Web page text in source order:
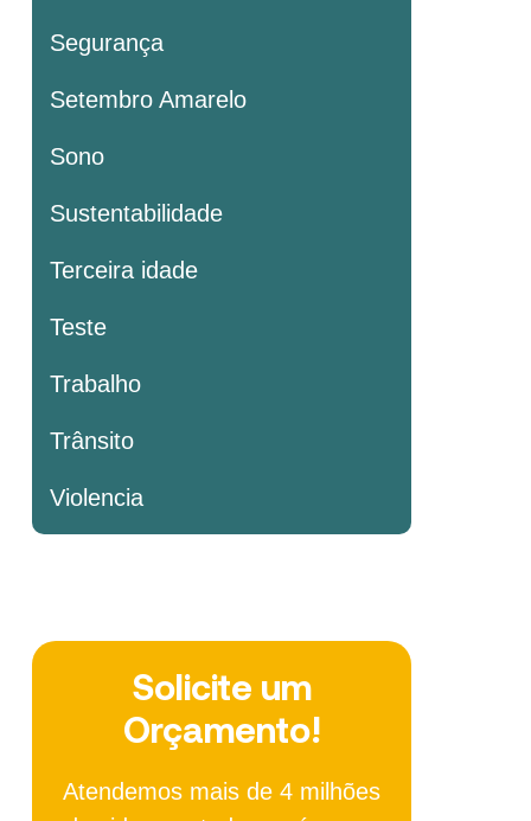
Segurança
Setembro Amarelo
Sono
Sustentabilidade
Terceira idade
Teste
Trabalho
Trânsito
Violencia
Solicite um
Orçamento!
Atendemos mais de 4 milhões